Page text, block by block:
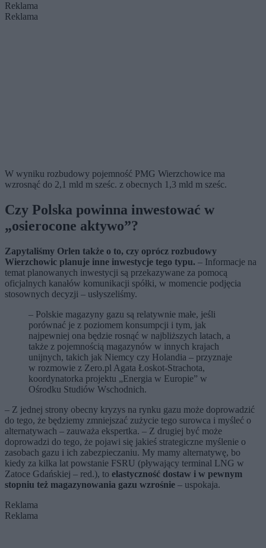
Reklama
Reklama
W wyniku rozbudowy pojemność PMG Wierzchowice ma
wzrosnąć do 2,1 mld m sześc. z obecnych 1,3 mld m sześc.
Czy Polska powinna inwestować w
„osierocone aktywo”?
Zapytaliśmy Orlen także o to, czy oprócz rozbudowy
Wierzchowic planuje inne inwestycje tego typu. – Informacje na
temat planowanych inwestycji są przekazywane za pomocą
oficjalnych kanałów komunikacji spółki, w momencie podjęcia
stosownych decyzji – usłyszeliśmy.
– Polskie magazyny gazu są relatywnie małe, jeśli
porównać je z poziomem konsumpcji i tym, jak
najpewniej ona będzie rosnąć w najbliższych latach, a
także z pojemnością magazynów w innych krajach
unijnych, takich jak Niemcy czy Holandia – przyznaje
w rozmowie z Zero.pl Agata Łoskot-Strachota,
koordynatorka projektu „Energia w Europie” w
Ośrodku Studiów Wschodnich.
– Z jednej strony obecny kryzys na rynku gazu może doprowadzić
do tego, że będziemy zmniejszać zużycie tego surowca i myśleć o
alternatywach – zauważa ekspertka. – Z drugiej być może
doprowadzi do tego, że pojawi się jakieś strategiczne myślenie o
zasobach gazu i ich zabezpieczaniu. My mamy alternatywę, bo
kiedy za kilka lat powstanie FSRU (pływający terminal LNG w
Zatoce Gdańskiej – red.), to elastyczność dostaw i w pewnym
stopniu też magazynowania gazu wzrośnie – uspokaja.
Reklama
Reklama